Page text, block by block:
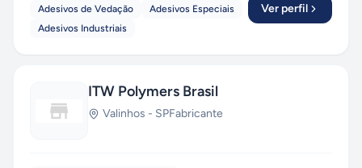
Adesivos de Vedação
Adesivos Especiais
Adesivos Industriais
Ver perfil
ITW Polymers Brasil
Valinhos - SPFabricante